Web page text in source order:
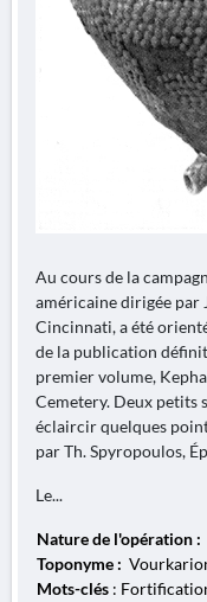
Au cours de la
américaine dirigée par
Cincinnati, a été
de la publication
premier volume,
Cemetery. Deux petits
éclaircir quelques
par Th. Spyropoulos,
Le...
Nature de l'opération :
Toponyme :
Mots-clés :